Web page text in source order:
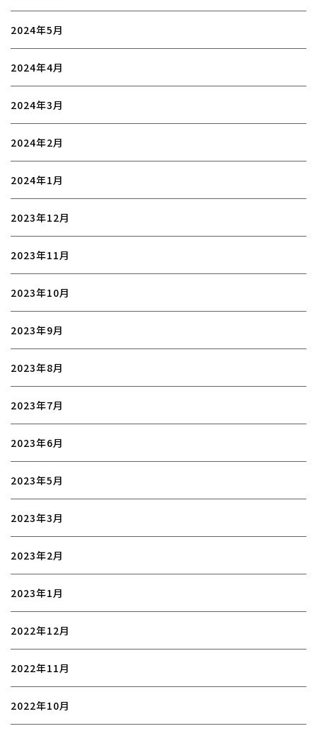
2024年5月
2024年4月
2024年3月
2024年2月
2024年1月
2023年12月
2023年11月
2023年10月
2023年9月
2023年8月
2023年7月
2023年6月
2023年5月
2023年3月
2023年2月
2023年1月
2022年12月
2022年11月
2022年10月